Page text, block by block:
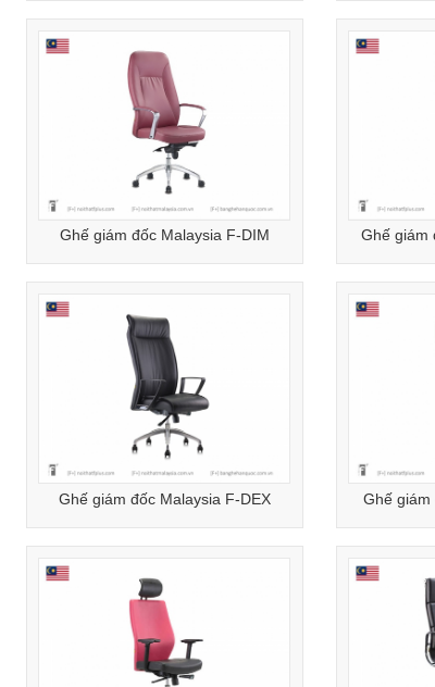
Ghế giám đốc Malaysia F-DIM Ghế giám
Ghế giám đốc Malaysia F-DEX Ghế giám